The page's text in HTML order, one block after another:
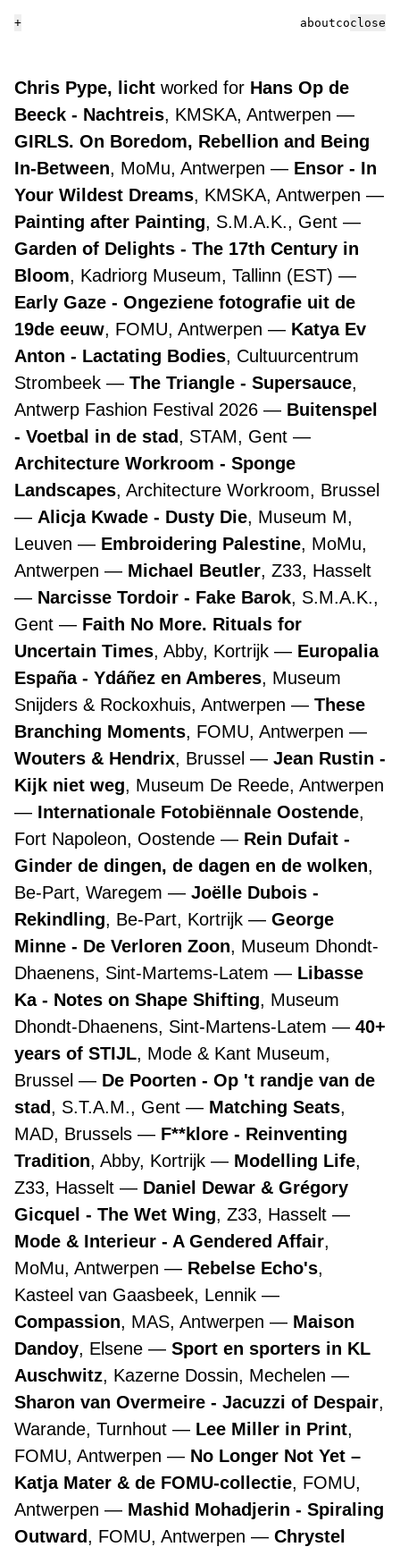
+ aboutcontact
Chris Pype, licht worked for Hans Op de
Beeck - Nachtreis, KMSKA, Antwerpen
GIRLS. On Boredom, Rebellion and Being
In-Between, MoMu, Antwerpen
Ensor - In
Your Wildest Dreams, KMSKA, Antwerpen
Painting after Painting, S.M.A.K., Gent
Garden of Delights - The 17th Century in
Bloom, Kadriorg Museum, Tallinn (EST)
Early Gaze - Ongeziene fotografie uit de
19de eeuw, FOMU, Antwerpen
Katya Ev
Anton - Lactating Bodies, Cultuurcentrum
Strombeek
The Triangle - Supersauce,
Antwerp Fashion Festival 2026
Buitenspel
- Voetbal in de stad, STAM, Gent
Architecture Workroom - Sponge
Landscapes, Architecture Workroom, Brussel
Alicja Kwade - Dusty Die, Museum M,
Leuven
Embroidering Palestine, MoMu,
Antwerpen
Michael Beutler, Z33, Hasselt
Narcisse Tordoir - Fake Barok, S.M.A.K.,
Gent
Faith No More. Rituals for
Uncertain Times, Abby, Kortrijk
Europalia
España - Ydáñez en Amberes, Museum
Snijders & Rockoxhuis, Antwerpen
These
Branching Moments, FOMU, Antwerpen
Wouters & Hendrix, Brussel
Jean Rustin -
Kijk niet weg, Museum De Reede, Antwerpen
Internationale Fotobiënnale Oostende,
Fort Napoleon, Oostende
Rein Dufait -
Ginder de dingen, de dagen en de wolken,
Be-Part, Waregem
Joëlle Dubois -
Rekindling, Be-Part, Kortrijk
George
Minne - De Verloren Zoon, Museum Dhondt-
Dhaenens, Sint-Martems-Latem
Libasse
Ka - Notes on Shape Shifting, Museum
Dhondt-Dhaenens, Sint-Martens-Latem
40+
years of STIJL, Mode & Kant Museum,
Brussel
De Poorten - Op 't randje van de
stad, S.T.A.M., Gent Matching Seats,
MAD, Brussels
F**klore - Reinventing
Tradition, Abby, Kortrijk Modelling Life,
Z33, Hasselt
Daniel Dewar & Grégory
Gicquel - The Wet Wing, Z33, Hasselt
Mode & Interieur - A Gendered Affair,
MoMu, Antwerpen
Rebelse Echo's,
Kasteel van Gaasbeek, Lennik
Compassion, MAS, Antwerpen
Maison
Dandoy, Elsene
Sport en sporters in KL
Auschwitz, Kazerne Dossin, Mechelen
Sharon van Overmeire - Jacuzzi of Despair,
Warande, Turnhout
Lee Miller in Print,
FOMU, Antwerpen
No Longer Not Yet –
Katja Mater & de FOMU-collectie, FOMU,
Antwerpen
Mashid Mohadjerin - Spiraling
Outward, FOMU, Antwerpen
Chrystel
close